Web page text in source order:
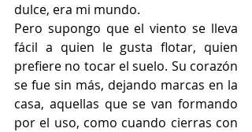
dulce, era mi mundo.
Pero supongo que el viento se lleva
fácil a quien le gusta flotar, quien
prefiere no tocar el suelo. Su corazón
se fue sin más, dejando marcas en la
casa, aquellas que se van formando
por el uso, como cuando cierras con